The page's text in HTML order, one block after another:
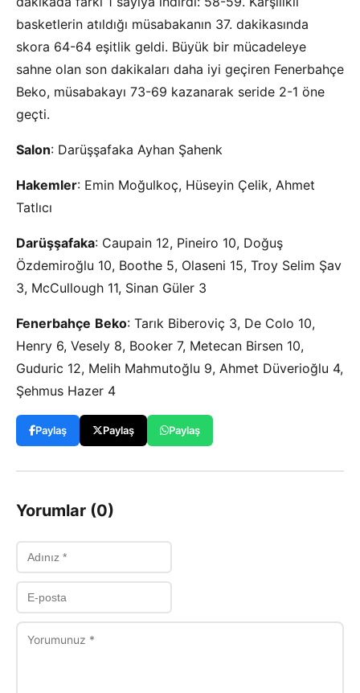
basketlerin atıldığı müsabakanın 37. dakikasında
skora 64-64 eşitlik geldi. Büyük bir mücadeleye
sahne olan son dakikaları daha iyi geçiren Fenerbahçe
Beko, müsabakayı 73-69 kazanarak seride 2-1 öne
geçti.
Salon: Darüşşafaka Ayhan Şahenk
Hakemler: Emin Moğulkoç, Hüseyin Çelik, Ahmet
Tatlıcı
Darüşşafaka: Caupain 12, Pineiro 10, Doğuş
Özdemiroğlu 10, Boothe 5, Olaseni 15, Troy Selim Şav
3, McCullough 11, Sinan Güler 3
Fenerbahçe Beko: Tarık Biberoviç 3, De Colo 10,
Henry 6, Vesely 8, Booker 7, Metecan Birsen 10,
Guduric 12, Melih Mahmutoğlu 9, Ahmet Düverioğlu 4,
Şehmus Hazer 4
Paylaş Paylaş Paylaş
Yorumlar (0)